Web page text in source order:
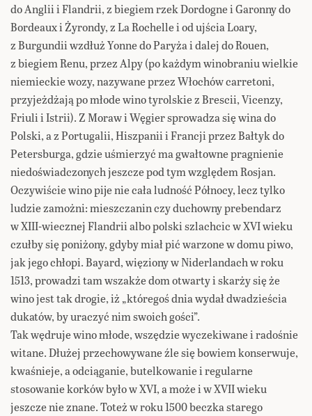
do Anglii i Flandrii, z biegiem rzek Dordogne i Garonny do
Bordeaux i Żyrondy, z La Rochelle i od ujścia Loary,
z Burgundii wzdłuż Yonne do Paryża i dalej do Rouen,
z biegiem Renu, przez Alpy (po każdym winobraniu wielkie
niemieckie wozy, nazywane przez Włochów carretoni,
przyjeżdżają po młode wino tyrolskie z Brescii, Vicenzy,
Friuli i Istrii). Z Moraw i Węgier sprowadza się wina do
Polski, a z Portugalii, Hiszpanii i Francji przez Bałtyk do
Petersburga, gdzie uśmierzyć ma gwałtowne pragnienie
niedoświadczonych jeszcze pod tym względem Rosjan.
Oczywiście wino pije nie cała ludność Północy, lecz tylko
ludzie zamożni: mieszczanin czy duchowny prebendarz
w XIII-wiecznej Flandrii albo polski szlachcic w XVI wieku
czułby się poniżony, gdyby miał pić warzone w domu piwo,
jak jego chłopi. Bayard, więziony w Niderlandach w roku
1513, prowadzi tam wszakże dom otwarty i skarży się że
wino jest tak drogie, iż „któregoś dnia wydał dwadzieścia
dukatów, by uraczyć nim swoich gości”.
Tak wędruje wino młode, wszędzie wyczekiwane i radośnie
witane. Dłużej przechowywane źle się bowiem konserwuje,
kwaśnieje, a odciąganie, butelkowanie i regularne
stosowanie korków było w XVI, a może i w XVII wieku
jeszcze nie znane. Toteż w roku 1500 beczka starego